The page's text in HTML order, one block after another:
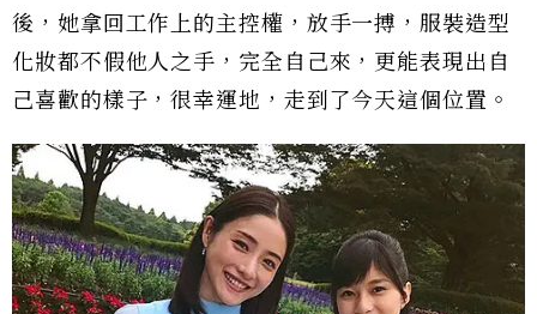
後，她拿回工作上的主控權，放手一搏，服裝造型
化妝都不假他人之手，完全自己來，更能表現出自
己喜歡的樣子，很幸運地，走到了今天這個位置。